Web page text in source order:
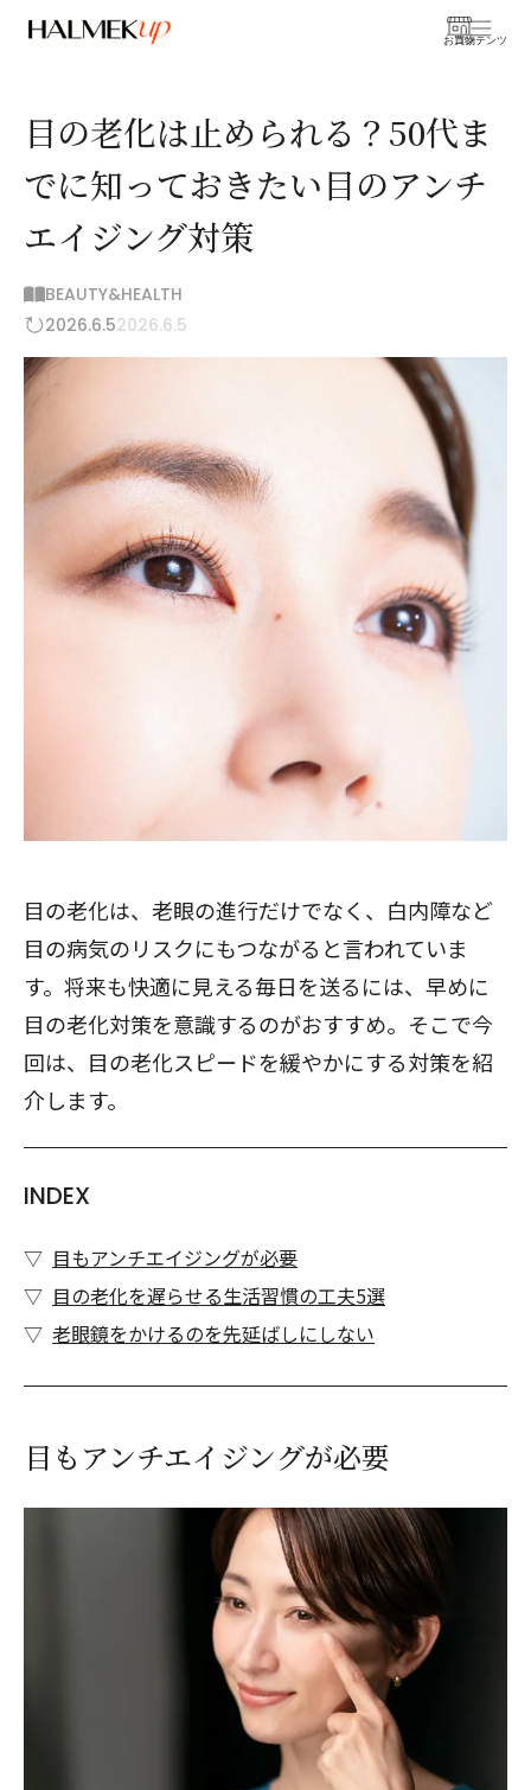
お買物
コンテンツ
目の老化は止められる？50代ま
でに知っておきたい目のアンチ
エイジング対策
BEAUTY&HEALTH
2026.6.52026.6.5
目の老化は、老眼の進行だけでなく、白内障など
目の病気のリスクにもつながると言われていま
す。将来も快適に見える毎日を送るには、早めに
目の老化対策を意識するのがおすすめ。そこで今
回は、目の老化スピードを緩やかにする対策を紹
介します。
INDEX
目もアンチエイジングが必要
目の老化を遅らせる生活習慣の工夫5選
老眼鏡をかけるのを先延ばしにしない
目もアンチエイジングが必要